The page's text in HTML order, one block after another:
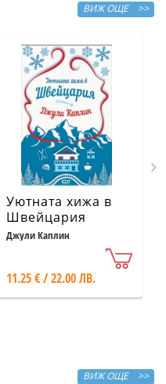
ВИЖ ОЩЕ >>
Уютната хижа в
Швейцария
Джули Каплин
11.25 € / 22.00 ЛВ.
ВИЖ ОЩЕ >>